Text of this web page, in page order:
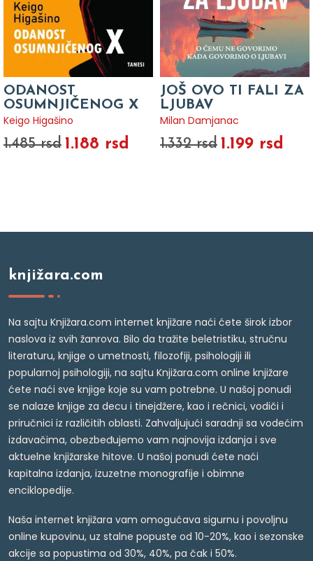
ODANOST
OSUMNJIČENOG X
Keigo Higašino
1.485 rsd 1.188 rsd
JOŠ OVO TI FALI ZA
LJUBAV
Milan Damjanac
1.332 rsd 1.199 rsd
knjižara.com
Na sajtu Knjižara.com internet knjižare naći ćete širok izbor
naslova iz svih žanrova. Bilo da tražite beletristiku, stručnu
literaturu, knjige o umetnosti, filozofiji, psihologiji ili
popularnoj psihologiji, na sajtu Knjižara.com online knjižare
ćete naći sve knjige koje su vam potrebne. U našoj ponudi
se nalaze knjige za decu i tinejdžere, kao i rečnici, vodiči i
priručnici iz različitih oblasti. Zahvaljujući saradnji sa vodećim
izdavačima, obezbeđujemo vam najnovija izdanja i sve
aktuelne knjižarske hitove. U našoj ponudi ćete naći
kapitalna izdanja, izuzetne monografije i obimne
enciklopedije.
Naša internet knjižara vam omogućava sigurnu i povoljnu
online kupovinu, uz stalne popuste od 10-20%, kao i sezonske
akcije sa popustima od 30%, 40%, pa čak i 50%.